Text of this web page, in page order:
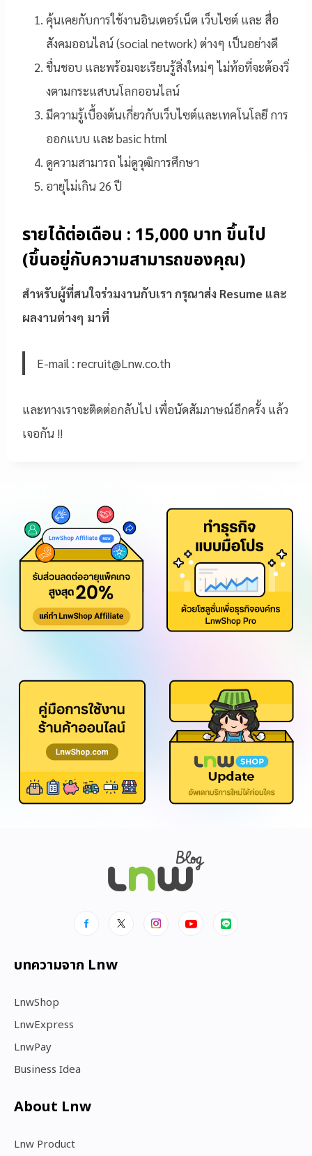
คุ้นเคยกับการใช้งานอินเตอร์เน็ต เว็บไซต์ และ สื่อ
สังคมออนไลน์ (social network) ต่างๆ เป็นอย่างดี
ชื่นชอบ และพร้อมจะเรียนรู้สิ่งใหม่ๆ ไม่ท้อที่จะต้องวิ่
งตามกระแสบนโลกออนไลน์
มีความรู้เบื้องต้นเกี่ยวกับเว็บไซต์และเทคโนโลยี การ
ออกแบบ และ basic html
ดูความสามารถ ไม่ดูวุฒิการศึกษา
อายุไม่เกิน 26 ปี
รายได้ต่อเดือน : 15,000 บาท ขึ้นไป
(ขึ้นอยู่กับความสามารถของคุณ)
สำหรับผู้ที่สนใจร่วมงานกับเรา กรุณาส่ง Resume และ
ผลงานต่างๆ มาที่
E-mail : recruit@Lnw.co.th
และทางเราจะติดต่อกลับไป เพื่อนัดสัมภาษณ์อีกครั้ง แล้ว
เจอกัน !!
บทความจาก Lnw
LnwShop
LnwExpress
LnwPay
Business Idea
About Lnw​
Lnw Product